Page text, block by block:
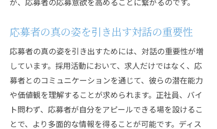
ト
ディスカッションにより形成される社員モ
チベーション
応募者評価の新基準となるディスカッショ
ン
企業の成長に繋がるディスカッション活用
法
応募者の真の姿を引き出す対話の重要性
応募者の真の姿を引き出すためには、対話の重要性が増
しています。採用活動において、求人だけではなく、応
募者とのコミュニケーションを通じて、彼らの潜在能力
や価値観を理解することが求められます。正社員、バイ
ト問わず、応募者が自分をアピールできる場を設けるこ
とで、より多面的な情報を得ることが可能です。ディス